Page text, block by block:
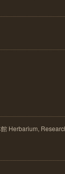
Herbarium,